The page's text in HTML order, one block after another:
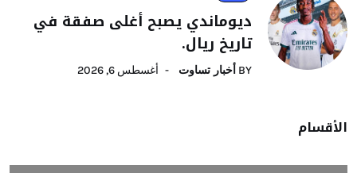
ديوماندي يصبح أغلى صفقة في
تاريخ ريال.
BY أخبار تساوت أغسطس 6, 2026
الأقسام